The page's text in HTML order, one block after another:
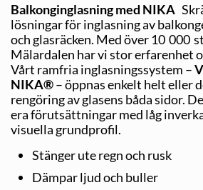
Balkonginglasning med NIKA
lösningar för inglasning av
och glasräcken. Med över 10 000
Mälardalen har vi stor erfarenhet
Vårt ramfria inglasningssystem –
NIKA®– öppnas enkelt helt eller
rengöring av glasens båda sidor.
era förutsättningar med låg
visuella grundprofil.
Stänger ute regn och rusk
Dämpar ljud och buller